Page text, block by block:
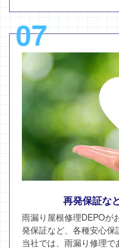
07
再発保証な
雨漏り屋根修理DEPOが
発保証など、各種安心保
当社では、雨漏り修理